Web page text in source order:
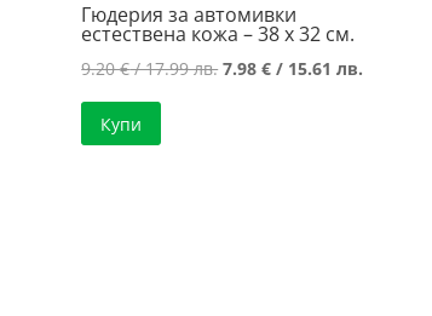
Гюдерия за автомивки
естествена кожа – 38 х 32 см.
9.20€/ 17.99 лв. Original
7.98€ / 15.61 лв.
Купи